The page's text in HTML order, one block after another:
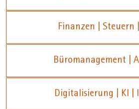
Finanzen | Steuern
Büromanagement |
Digitalisierung | KI |